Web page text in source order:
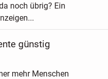
noch übrig? Ein
günstig
mehr Menschen